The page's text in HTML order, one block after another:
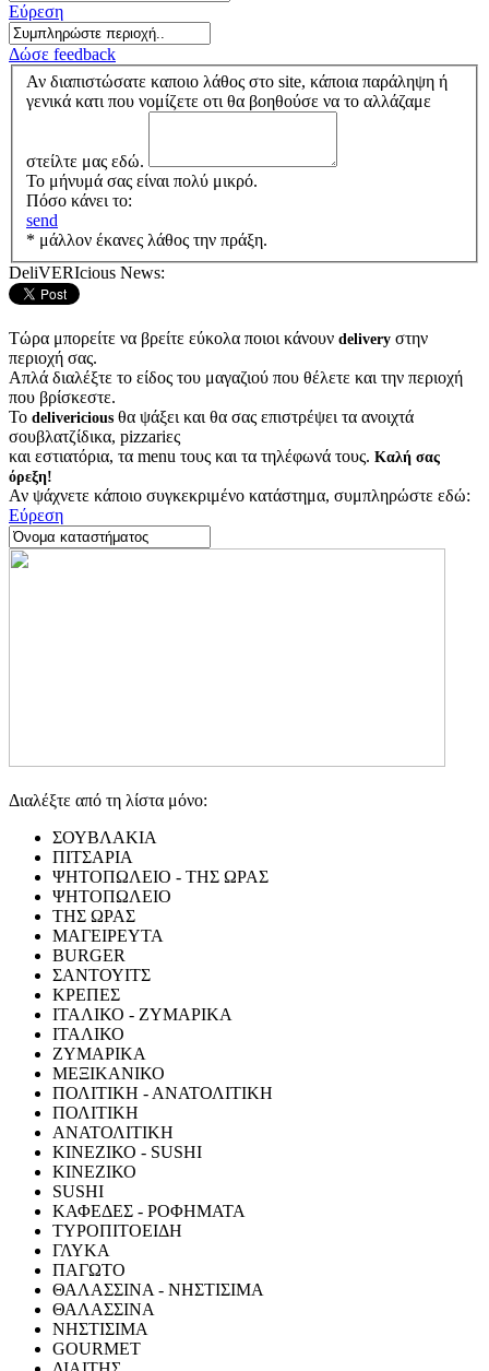
Εύρεση
Δώσε feedback
Αν διαπιστώσατε καποιο λάθος στο site, κάποια παράληψη ή
γενικά κατι που νομίζετε οτι θα βοηθούσε να το αλλάζαμε
στείλτε μας εδώ.
Το μήνυμά σας είναι πολύ μικρό.
Πόσο κάνει το:
send
* μάλλον έκανες λάθος την πράξη.
DeliVERIcious News:
Τώρα μπορείτε να βρείτε εύκολα ποιοι κάνουν delivery στην
περιοχή σας.
Απλά διαλέξτε το είδος του μαγαζιού που θέλετε και την περιοχή
που βρίσκεστε.
Το delivericious θα ψάξει και θα σας επιστρέψει τα ανοιχτά
σουβλατζίδικα, pizzariες
και εστιατόρια, τα menu τους και τα τηλέφωνά τους. Καλή σας
όρεξη!
Αν ψάχνετε κάποιο συγκεκριμένο κατάστημα, συμπληρώστε εδώ:
Εύρεση
Διαλέξτε από τη λίστα μόνο:
ΣΟΥΒΛΑΚΙΑ
ΠΙΤΣΑΡΙΑ
ΨΗΤΟΠΩΛΕΙΟ - ΤΗΣ ΩΡΑΣ
ΨΗΤΟΠΩΛΕΙΟ
ΤΗΣ ΩΡΑΣ
ΜΑΓΕΙΡΕΥΤΑ
BURGER
ΣΑΝΤΟΥΙΤΣ
ΚΡΕΠΕΣ
ΙΤΑΛΙΚΟ - ΖΥΜΑΡΙΚΑ
ΙΤΑΛΙΚΟ
ΖΥΜΑΡΙΚΑ
ΜΕΞΙΚΑΝΙΚΟ
ΠΟΛΙΤΙΚΗ - ΑΝΑΤΟΛΙΤΙΚΗ
ΠΟΛΙΤΙΚΗ
ΑΝΑΤΟΛΙΤΙΚΗ
ΚΙΝΕΖΙΚΟ - SUSHI
ΚΙΝΕΖΙΚΟ
SUSHI
ΚΑΦΕΔΕΣ - ΡΟΦΗΜΑΤΑ
ΤΥΡΟΠΙΤΟΕΙΔΗ
ΓΛΥΚΑ
ΠΑΓΩΤΟ
ΘΑΛΑΣΣΙΝΑ - ΝΗΣΤΙΣΙΜΑ
ΘΑΛΑΣΣΙΝΑ
ΝΗΣΤΙΣΙΜΑ
GOURMET